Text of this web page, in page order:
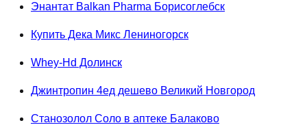
Энантат Balkan Pharma Борисоглебск
Купить Дека Микс Лениногорск
Whey-Hd Долинск
Джинтропин 4ед дешево Великий Новгород
Станозолол Соло в аптеке Балаково